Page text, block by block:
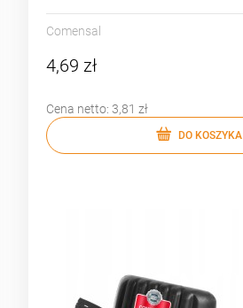
Comensal
4,69 zł
Cena netto: 3,81 zł
DO KOSZYKA